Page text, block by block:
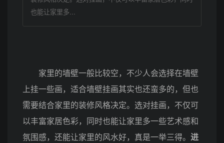
也能让家里多...
家里的墙壁一般比较空，不少人会选择在墙壁
上挂一些画，适合墙壁挂画其实也还蛮多的，但也
需要结合家里的装修风格决定。选对挂画，不仅可
以丰富家居色彩，同时也能让家里多一些艺术感和
氛围感，还能让家里的风水好，真是一举三得。 进